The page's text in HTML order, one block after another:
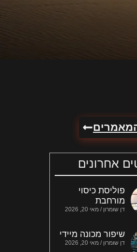
אחרונים
פוליסת כיסוי
מורחבת
דן שומרון מאי 20, 2026
שיפור מכונה מיידי
דן שומרון מאי 20, 2026